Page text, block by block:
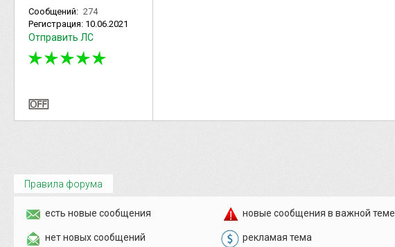
Сообщений: 274
Регистрация: 10.06.2021
Отправить ЛС
Правила форума
есть новые сообщения
нет новых сообщений
новые сообщения в важной теме
рекламая тема